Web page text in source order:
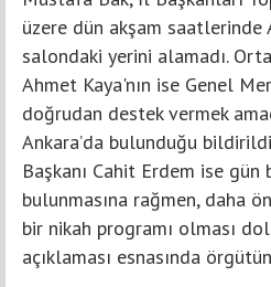
üzere dün akşam saatlerinde
salondaki yerini alamadı.
Ahmet Kaya'nın ise Genel
doğrudan destek vermek
Ankara’da bulunduğu
Başkanı Cahit Erdem ise gün
bulunmasına rağmen, daha
bir nikah programı olması
açıklaması esnasında